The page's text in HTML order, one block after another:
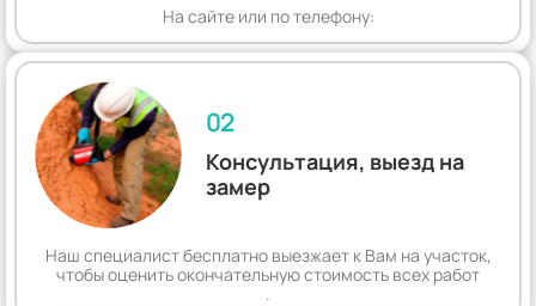
На сайте или по телефону:
02
Консультация, выезд на
замер
Наш специалист бесплатно выезжает к Вам на участок,
чтобы оценить окончательную стоимость всех работ
.